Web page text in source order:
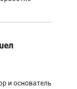
и основатель